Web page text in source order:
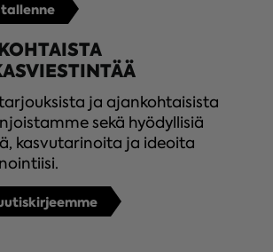
ja ajankohtaisista
sekä hyödyllisiä
kasvutarinoita ja ideoita